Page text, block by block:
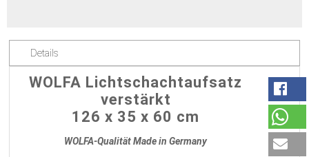
Details
WOLFA Lichtschachtaufsatz
verstärkt
126 x 35 x 60 cm
WOLFA-Qualität Made in Germany